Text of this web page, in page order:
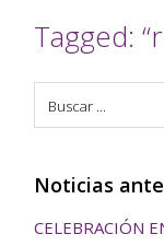
Tagged:
Noticias
CELEBRACIÓN